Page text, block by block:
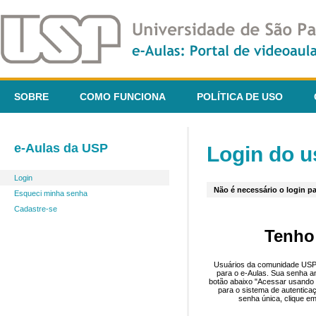
SOBRE COMO FUNCIONA POLÍTICA DE USO
e-Aulas da USP
Login
Esqueci minha senha
Cadastre-se
Login do
Não é necessário o login
Usuários da comunidade
para o e-Aulas. Sua senha
botão abaixo "Acessar
para o sistema de
senha única, clique